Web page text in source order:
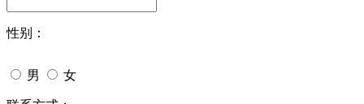
性别：
男 女